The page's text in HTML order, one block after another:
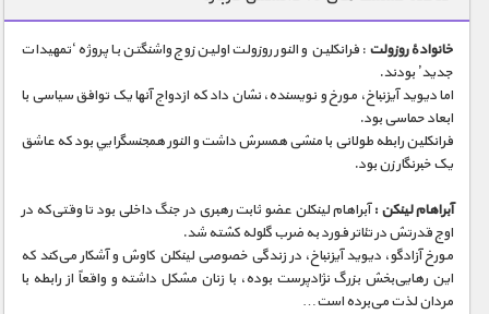
زمین شناسی / محیط زیست
سازه/ معماری/ مهندسی
سرگرمی
شناخت کودکان
طبیعت
علم و فناوری
فرهنگ / هنر
کیهان / نجوم
خانوادهٔ روزولت : فرانکلین و النور روزولت اولین زوج واشنگتن با پروژه ‘تمهیدات
جدید’ بودند.
اما دیوید آیزنباخ، مورخ و نویسنده، نشان داد که ازدواج آنها یک توافق سیاسی با
ابعاد حماسی بود.
فرانکلین رابطه طولانی با منشی همسرش داشت و النور همجنسگرايي بود که عاشق
یک خبرنگار زن بود.
آبراهام لینکن :آبراهام لینکلن عضو ثابت رهبری در جنگ داخلی بود تا وقتی‌که در
اوج قدرتش در تئاتر فورد به ضرب گلوله کشته شد.
مورخ آزادگو، دیوید آیزنباخ، در زندگی خصوصی لینکلن کاوش و آشکار می‌کند که
اين رهایی‌بخش بزرگ نژادپرست بوده، با زنان مشکل داشته و واقعاً از رابطه با
مردان لذت می‌برده است…